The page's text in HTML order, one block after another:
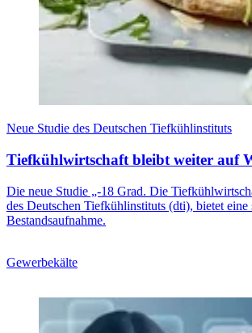
Neue Studie des Deutschen Tiefkühlinstituts
Tiefkühlwirtschaft bleibt weiter auf
Die neue Studie „-18 Grad. Die
des Deutschen Tiefkühlinstituts (dti), bietet eine
Bestandsaufnahme.
Gewerbekälte